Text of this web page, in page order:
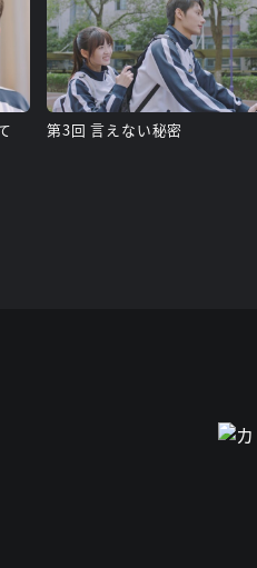
第3回 言えない秘密